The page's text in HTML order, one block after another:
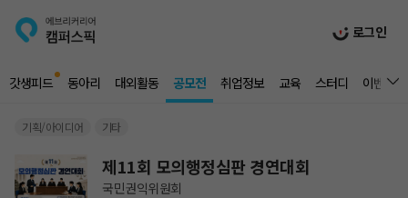
로그인
갓생피드 동아리 대외활동 공모전 취업정보 교육 스터디 이벤트
기획/아이디어 기타
제11회 모의행정심판 경연대회
국민권익위원회